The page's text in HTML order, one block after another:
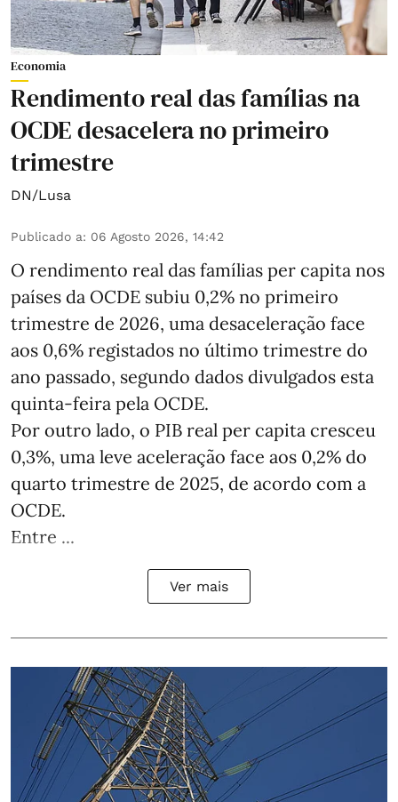
Economia
Rendimento real das famílias na
OCDE desacelera no primeiro
trimestre
DN/Lusa
Publicado a: 06 Agosto 2026, 14:42
O rendimento real das famílias per capita nos
países da OCDE subiu 0,2% no primeiro
trimestre de 2026, uma desaceleração face
aos 0,6% registados no último trimestre do
ano passado, segundo dados divulgados esta
quinta-feira pela OCDE.
Por outro lado, o PIB real per capita cresceu
0,3%, uma leve aceleração face aos 0,2% do
quarto trimestre de 2025, de acordo com a
OCDE.
Entre ...
Ver mais